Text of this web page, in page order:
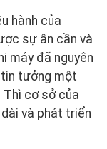
hành của
sự ân cần và
máy đã nguyên
tin tưởng một
Thì cơ sở của
và phát triển